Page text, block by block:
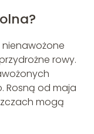
nienawożone
rowy.
Rosną od maja
mogą